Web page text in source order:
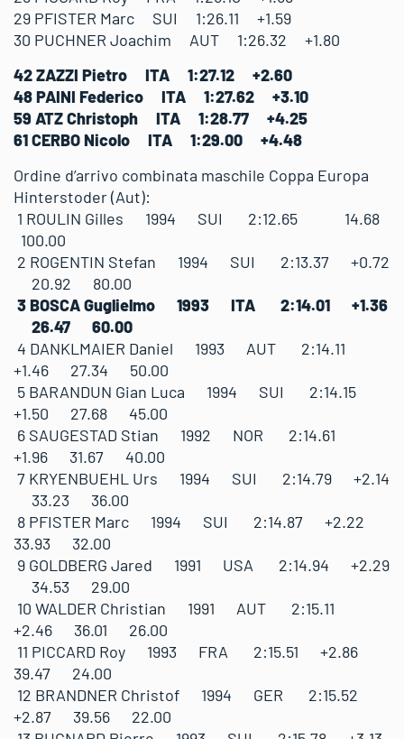
29 PFISTER Marc SUI 1:26.11 +1.59
30 PUCHNER Joachim AUT 1:26.32 +1.80
42 ZAZZI Pietro ITA 1:27.12 +2.60
48 PAINI Federico ITA 1:27.62 +3.10
59 ATZ Christoph ITA 1:28.77 +4.25
61 CERBO Nicolo ITA 1:29.00 +4.48
Ordine d’arrivo combinata maschile Coppa Europa
Hinterstoder (Aut):
1 ROULIN Gilles 1994 SUI 2:12.65 14.68
100.00
2 ROGENTIN Stefan 1994 SUI 2:13.37 +0.72
20.92 80.00
3 BOSCA Guglielmo 1993 ITA 2:14.01 +1.36
26.47 60.00
4 DANKLMAIER Daniel 1993 AUT 2:14.11
+1.46 27.34 50.00
5 BARANDUN Gian Luca 1994 SUI 2:14.15
+1.50 27.68 45.00
6 SAUGESTAD Stian 1992 NOR 2:14.61
+1.96 31.67 40.00
7 KRYENBUEHL Urs 1994 SUI 2:14.79 +2.14
33.23 36.00
8 PFISTER Marc 1994 SUI 2:14.87 +2.22
33.93 32.00
9 GOLDBERG Jared 1991 USA 2:14.94 +2.29
34.53 29.00
10 WALDER Christian 1991 AUT 2:15.11
+2.46 36.01 26.00
11 PICCARD Roy 1993 FRA 2:15.51 +2.86
39.47 24.00
12 BRANDNER Christof 1994 GER 2:15.52
+2.87 39.56 22.00